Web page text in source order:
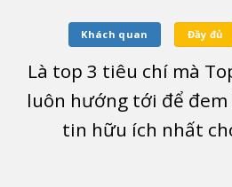
Khách quan Đầy đủ
Là top 3 tiêu chí mà
luôn hướng tới để
tin hữu ích nhất